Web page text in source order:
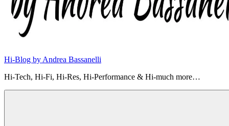
Hi-Blog by Andrea Bassanelli
Hi-Tech, Hi-Fi, Hi-Res, Hi-Performance & Hi-much more…